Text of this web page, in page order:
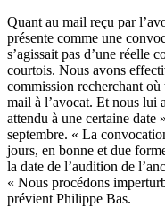
Quant au mail reçu par
présente comme une
s’agissait pas d’une réelle
courtois. Nous avons
commission recherchant
mail à l’avocat. Et nous lui
attendu à une certaine date
septembre. « La
jours, en bonne et due
la date de l’audition de
« Nous procédons
prévient Philippe Bas.